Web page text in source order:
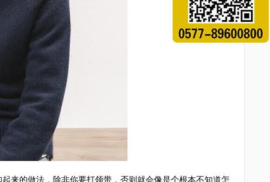
的做法，除非你要打领带，否则就会像是个根本不知道怎